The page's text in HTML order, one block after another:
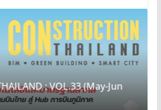
: VOL.33 (May-Jun